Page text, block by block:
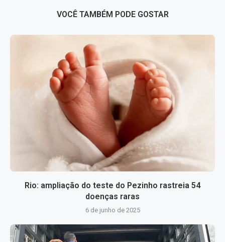
VOCÊ TAMBÉM PODE GOSTAR
Rio: ampliação do teste do Pezinho rastreia 54
doenças raras
6 de junho de 2025